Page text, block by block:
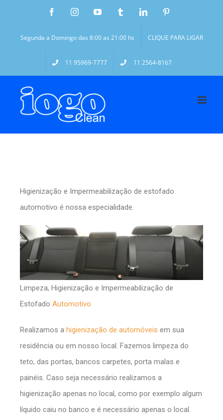
Segunda a Domingo das 8:00 as 21:00 hs CLIQUE PARA LIGAR
11 95969-7777 11 2564-8167
Higienização e Impermeabilização de estofado
automotivo é nossa especialidade.
Limpeza, Higienização e Impermeabilização de
Estofado Automotivo
Realizamos a higienização de automóveis em sua
residência ou em nosso local. Fazemos limpeza do
teto, das portas, bancos carpetes, porta malas e
painéis. Caso seja necessário realizamos a
higienização apenas no local, como por exemplo algum
líquido caiu no banco e é necessário apenas o local.